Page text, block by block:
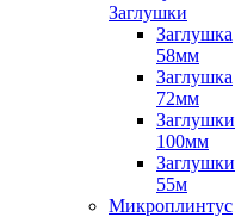
Заглушки
Заглушка
58мм
Заглушка
72мм
Заглушки
100мм
Заглушки
55м
Микроплинтус